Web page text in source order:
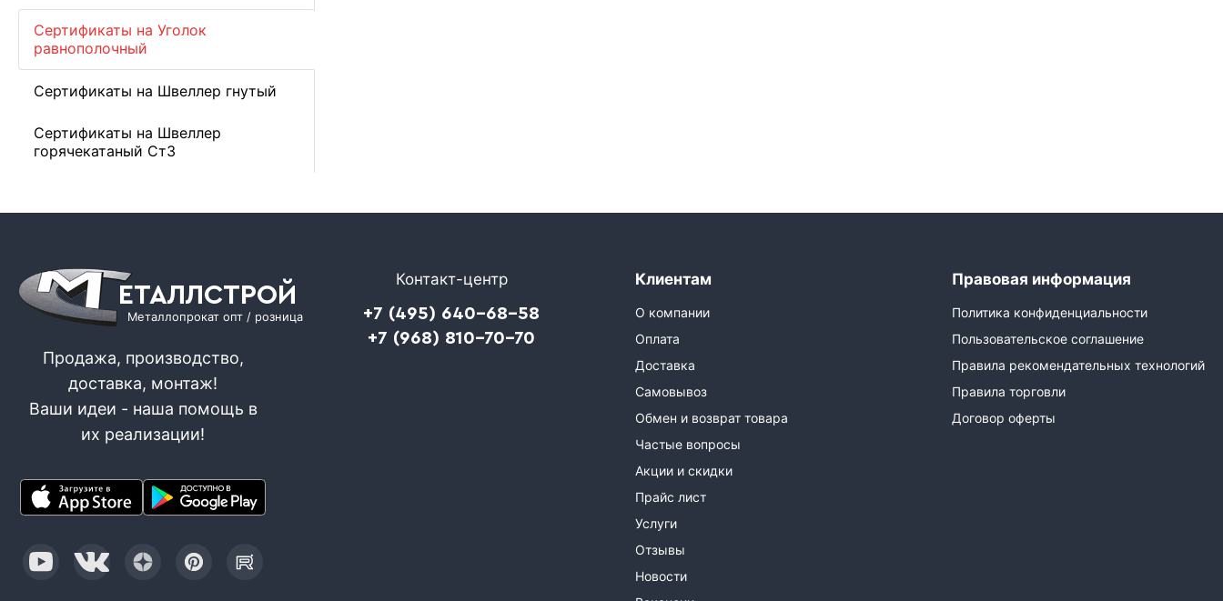
Сертификаты на Уголок
равнополочный
Сертификаты на Швеллер гнутый
Сертификаты на Швеллер
горячекатаный Ст3
ЕТАЛЛСТРОЙ
Металлопрокат опт / розница
Продажа, производство,
доставка, монтаж!
Ваши идеи - наша помощь в
их реализации!
Контакт-центр
+7 (495) 640-68-58
+7 (968) 810-70-70
Клиентам
О компании
Оплата
Доставка
Самовывоз
Обмен и возврат товара
Частые вопросы
Акции и скидки
Прайс лист
Услуги
Отзывы
Новости
Правовая информация
Политика конфиденциальности
Пользовательское соглашение
Правила рекомендательных технологий
Правила торговли
Договор оферты